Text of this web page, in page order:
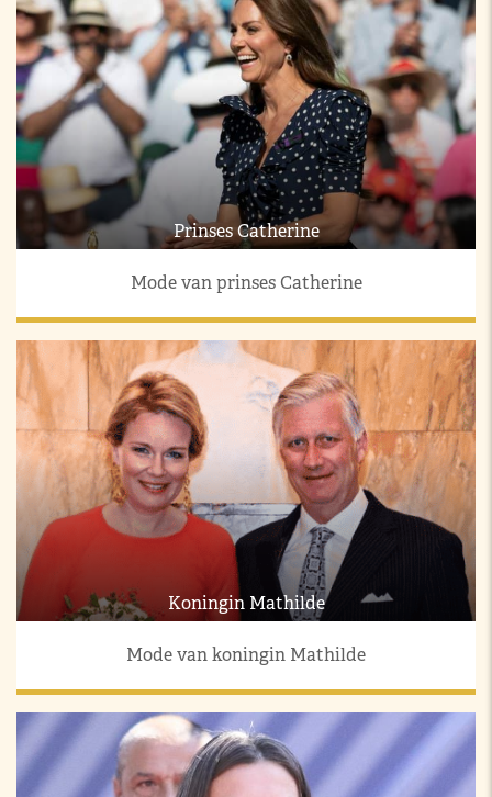
Prinses Catherine
Mode van prinses Catherine
Koningin Mathilde
Mode van koningin Mathilde